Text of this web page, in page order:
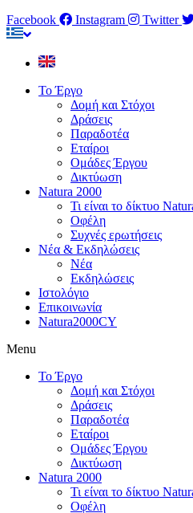
Facebook
Instagram Twitter
Το Έργο
Δομή και Στόχοι
Δράσεις
Παραδοτέα
Εταίροι
Ομάδες Έργου
Δικτύωση
Natura 2000
Τι είναι το δίκτυο
Οφέλη
Συχνές ερωτήσεις
Νέα & Εκδηλώσεις
Νέα
Εκδηλώσεις
Ιστολόγιο
Επικοινωνία
Natura2000CY
Menu
Το Έργο
Δομή και Στόχοι
Δράσεις
Παραδοτέα
Εταίροι
Ομάδες Έργου
Δικτύωση
Natura 2000
Τι είναι το δίκτυο
Οφέλη